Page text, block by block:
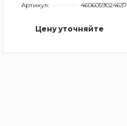
Артикул:
4606059024637
Цену уточняйте